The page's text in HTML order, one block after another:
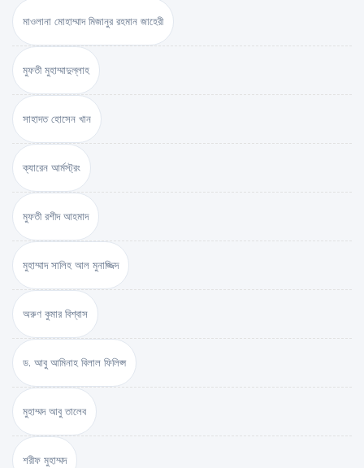
মাওলানা মোহাম্মাদ মিজানুর রহমান জাহেরী
মুফতী মুহাম্মাদুল্লাহ
সাহাদত হোসেন খান
ক্যারেন আর্মস্ট্রং
মুফতী রশীদ আহমাদ
মুহাম্মাদ সালিহ আল মুনাজ্জিদ
অরুণ কুমার বিশ্বাস
ড. আবু আমিনাহ বিলাল ফিলিপ্স
মুহাম্মদ আবু তালেব
শরীফ মুহাম্মদ